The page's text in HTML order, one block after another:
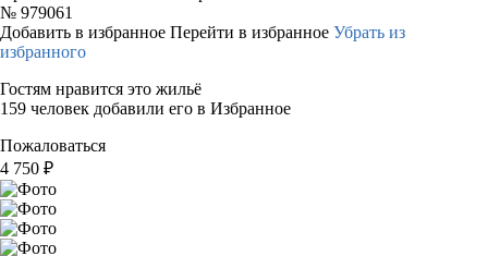
№ 979061
Добавить в избранное Перейти в избранное Убрать из
избранного
Гостям нравится это жильё
159 человек добавили его в Избранное
Пожаловаться
4 750 ₽